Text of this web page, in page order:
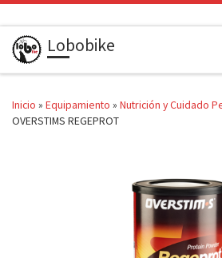
Saltar al contenido
Lobobike
Inicio » Equipamiento » Nutrición y Cuidado
OVERSTIMS REGEPROT